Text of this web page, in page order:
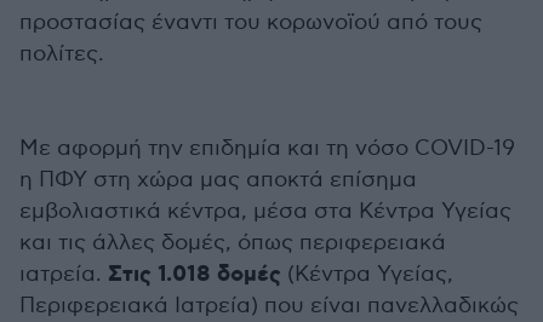
προστασίας έναντι του κορωνοϊού από τους
πολίτες.
Με αφορμή την επιδημία και τη νόσο COVID-19
η ΠΦΥ στη χώρα μας αποκτά επίσημα
εμβολιαστικά κέντρα, μέσα στα Κέντρα Υγείας
και τις άλλες δομές, όπως περιφερειακά
ιατρεία. Στις 1.018 δομές (Κέντρα Υγείας,
Περιφερειακά Ιατρεία) που είναι πανελλαδικώς